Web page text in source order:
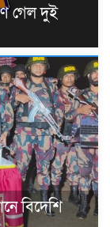
গেল দুই
বিদেশি